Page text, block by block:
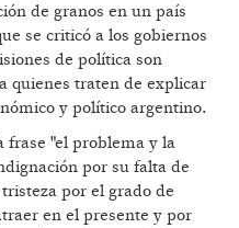
de granos en un país
se criticó a los gobiernos
de política son
quienes traten de explicar
y político argentino.
frase "el problema y la
por su falta de
por el grado de
en el presente y por